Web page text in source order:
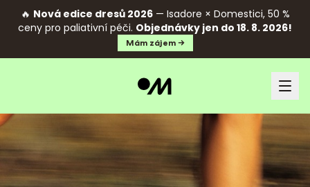
🔥 Nová edice dresů 2026— Isadore × Domestici, 50 %
ceny pro paliativní péči. Objednávky jen do 18. 8. 2026!
Mám zájem →